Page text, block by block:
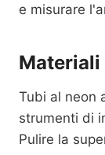
e misurare
Materiali
Tubi al neon
strumenti di
Pulire la